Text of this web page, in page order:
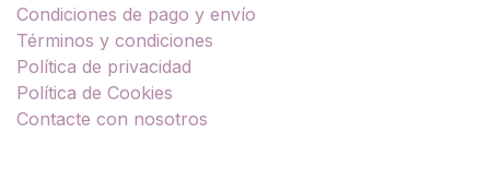
Condiciones de pago y envío
Términos y condiciones
Política de privacidad
Política de Cookies
Contacte con nosotros